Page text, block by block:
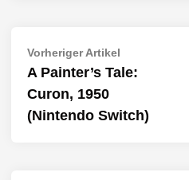
Beitragsnavigation
Vorheriger Artikel
Artikel:
A Painter’s Tale:
Curon, 1950
(Nintendo Switch)